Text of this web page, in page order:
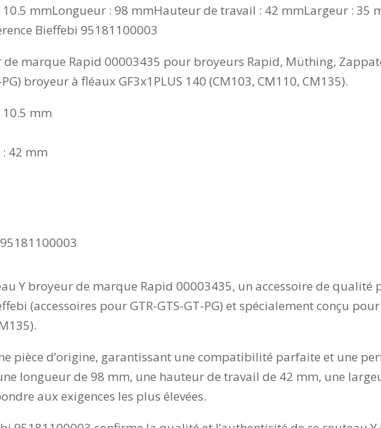
mmLongueur : 98 mmHauteur de travail : 42 mmLargeur : 35
Bieffebi 95181100003
de marque Rapid 00003435 pour broyeurs Rapid, Müthing,
broyeur à fléaux GF3x1PLUS 140 (CM103, CM110, CM135).
mm
42 mm
Y broyeur de marque Rapid 00003435, un accessoire de
(accessoires pour GTR-GTS-GT-PG) et spécialement conçu
pièce d’origine, garantissant une compatibilité parfaite et une
longueur de 98 mm, une hauteur de travail de 42 mm, une
aux exigences les plus élevées.